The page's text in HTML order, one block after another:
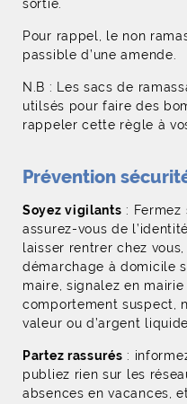
sortie.
Pour rappel, le non
passible d’une amende.
N.B : Les sacs de
utilsés pour faire des
rappeler cette règle à
Prévention
Soyez vigilants : Fermez
assurez-vous de
laisser rentrer chez
démarchage à domicile
maire, signalez en
comportement suspect,
valeur ou d’argent
Partez rassurés :
publiez rien sur les
absences en vacances,